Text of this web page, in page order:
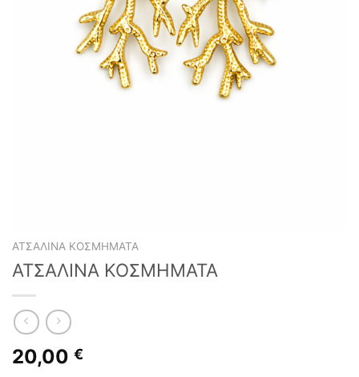
ΑΤΣΆΛΙΝΑ ΚΟΣΜΉΜΑΤΑ
ΑΤΣΑΛΙΝΑ ΚΟΣΜΗΜΑΤΑ
20,00 €